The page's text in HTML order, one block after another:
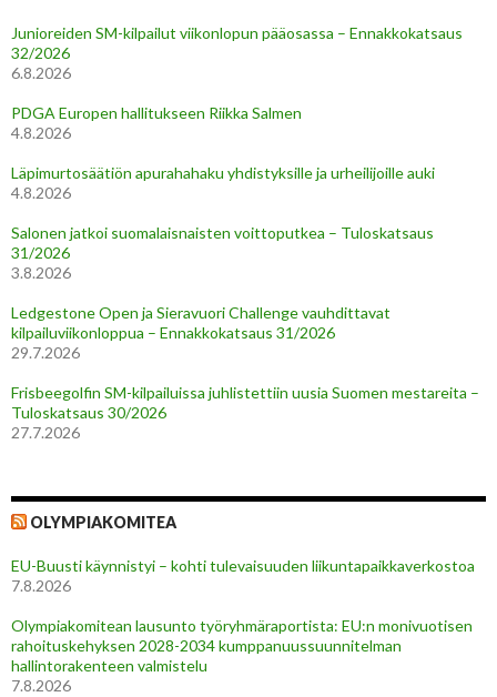
Junioreiden SM-kilpailut viikonlopun pääosassa – Ennakkokatsaus
32/2026
6.8.2026
PDGA Europen hallitukseen Riikka Salmen
4.8.2026
Läpimurtosäätiön apurahahaku yhdistyksille ja urheilijoille auki
4.8.2026
Salonen jatkoi suomalaisnaisten voittoputkea – Tuloskatsaus
31/2026
3.8.2026
Ledgestone Open ja Sieravuori Challenge vauhdittavat
kilpailuviikonloppua – Ennakkokatsaus 31/2026
29.7.2026
Frisbeegolfin SM-kilpailuissa juhlistettiin uusia Suomen mestareita –
Tuloskatsaus 30/2026
27.7.2026
OLYMPIAKOMITEA
EU-Buusti käynnistyi – kohti tulevaisuuden liikuntapaikkaverkostoa
7.8.2026
Olympiakomitean lausunto työryhmäraportista: EU:n monivuotisen
rahoituskehyksen 2028-2034 kumppanuussuunnitelman
hallintorakenteen valmistelu
7.8.2026